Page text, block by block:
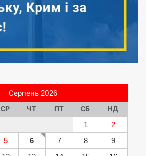
Серпень 2026
СР ЧТ ПТ СБ НД
1
2
5 6 7 8
9